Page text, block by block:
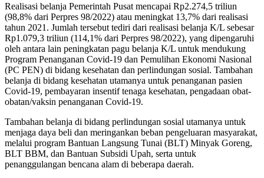
Realisasi belanja Pemerintah Pusat mencapai Rp2.274,5 triliun
(98,8% dari Perpres 98/2022) atau meningkat 13,7% dari realisasi
tahun 2021. Jumlah tersebut tediri dari realisasi belanja K/L sebesar
Rp1.079,3 triliun (114,1% dari Perpres 98/2022), yang dipengaruhi
oleh antara lain peningkatan pagu belanja K/L untuk mendukung
Program Penanganan Covid-19 dan Pemulihan Ekonomi Nasional
(PC PEN) di bidang kesehatan dan perlindungan sosial. Tambahan
belanja di bidang kesehatan utamanya untuk penanganan pasien
Covid-19, pembayaran insentif tenaga kesehatan, pengadaan obat-
obatan/vaksin penanganan Covid-19.
Tambahan belanja di bidang perlindungan sosial utamanya untuk
menjaga daya beli dan meringankan beban pengeluaran masyarakat,
melalui program Bantuan Langsung Tunai (BLT) Minyak Goreng,
BLT BBM, dan Bantuan Subsidi Upah, serta untuk
penanggulangan bencana alam di beberapa daerah.